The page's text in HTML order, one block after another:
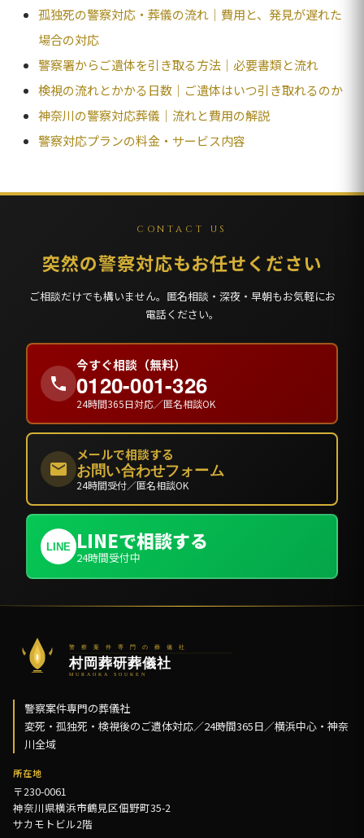
孤独死の警察対応・葬儀の流れ｜費用と、発見が遅れた
場合の対応
警察署からご遺体を引き取る方法｜必要書類と流れ
検視の流れとかかる日数｜ご遺体はいつ引き取れるのか
神奈川の警察対応葬儀｜流れと費用の解説
警察対応プランの料金・サービス内容
CONTACT US
突然の警察対応もお任せください
ご相談だけでも構いません。匿名相談・深夜・早朝もお気軽にお
電話ください。
今すぐ相談（無料）
0120-001-326
24時間365日対応／匿名相談OK
メールで相談する
お問い合わせフォーム
24時間受付／匿名相談OK
LINE LINEで相談する
24時間受付中
警察案件専門の葬儀社
変死・孤独死・検視後のご遺体対応／24時間365日／横浜中心・神奈
川全域
所在地
〒230-0061
神奈川県横浜市鶴見区佃野町35-2
サカモトビル2階